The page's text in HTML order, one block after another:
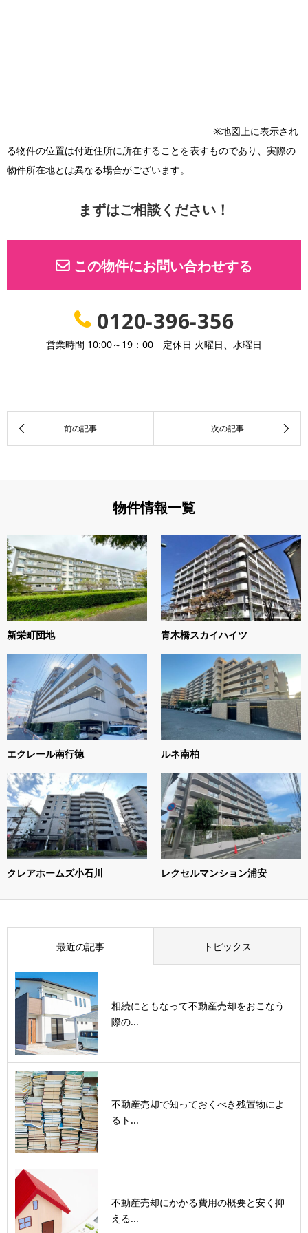
※地図上に表示され
る物件の位置は付近住所に所在することを表すものであり、実際の
物件所在地とは異なる場合がございます。
まずはご相談ください！
この物件にお問い合わせする
0120-396-356
営業時間 10:00～19：00 定休日 火曜日、水曜日
物件情報一覧
新栄町団地 青木橋スカイハイツ
エクレール南行徳 ルネ南柏
クレアホームズ小石川 レクセルマンション浦安
最近の記事 トピックス
相続にともなって不動産売却をおこなう
際の...
不動産売却で知っておくべき残置物によ
るト...
不動産売却にかかる費用の概要と安く抑
える...